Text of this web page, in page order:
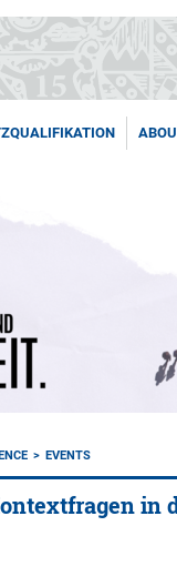
EVENTS
in